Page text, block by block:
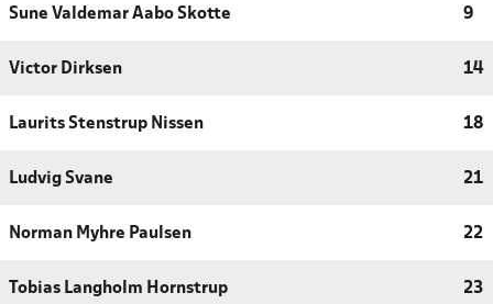
Sune Valdemar Aabo Skotte 9
Victor Dirksen 14
Laurits Stenstrup Nissen 18
Ludvig Svane 21
Norman Myhre Paulsen 22
Tobias Langholm Hornstrup 23